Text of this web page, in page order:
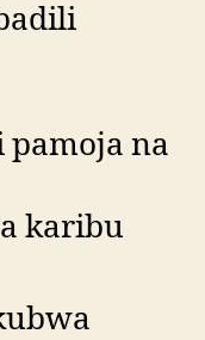
pamoja na
karibu